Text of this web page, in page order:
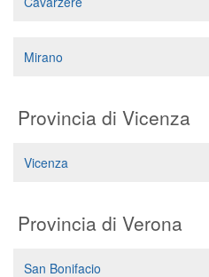
Mirano
Provincia di Vicenza
Vicenza
Provincia di Verona
San Bonifacio